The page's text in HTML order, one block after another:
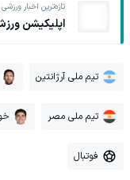
تازه‌ترین اخبار
اپلیکیشن
تیم ملی آرژانتین
تیم ملی مصر
فوتبال